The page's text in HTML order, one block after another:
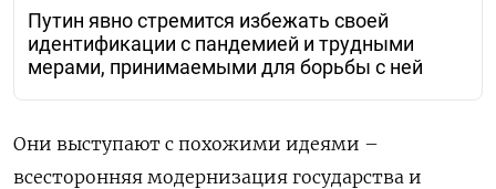
Путин явно стремится избежать своей
идентификации с пандемией и трудными
мерами, принимаемыми для борьбы с ней
Они выступают с похожими идеями –
всесторонняя модернизация государства и